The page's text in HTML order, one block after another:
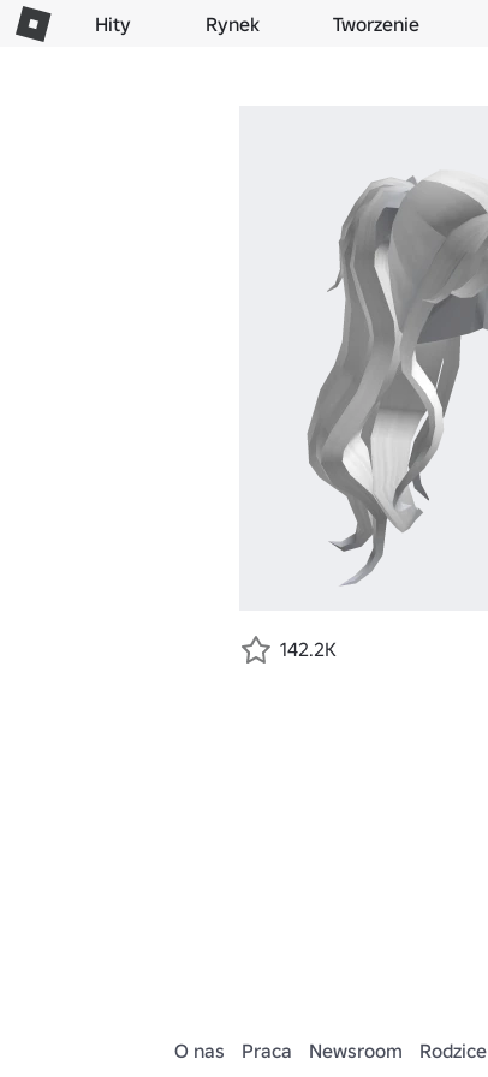
Hity Rynek Tworzenie
142.2K
O nas Praca Newsroom Rodzice